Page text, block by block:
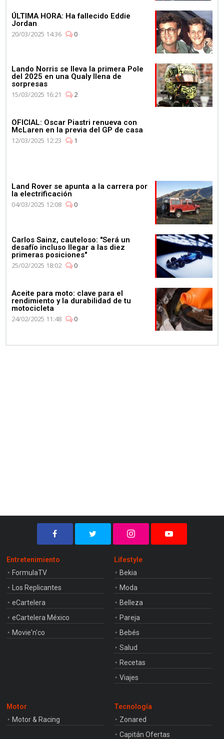
ÚLTIMA HORA: Ha fallecido Eddie
Jordan
20/03/2025 14:36
0
Lando Norris se lleva la primera Pole
del 2025 en una Qualy llena de
sorpresas
15/03/2025 16:21
2
OFICIAL: Oscar Piastri renueva con
McLaren en la previa del GP de casa
12/03/2025 12:23
1
Land Rover se apunta a la carrera por
la electrificación
04/03/2025 12:08
0
Carlos Sainz, cauteloso: "Será un
desafío incluso llegar a las diez
primeras posiciones"
25/02/2025 18:02
0
Aceite para moto: clave para el
rendimiento y la durabilidad de tu
motocicleta
24/02/2025 11:48
0
Entretenimiento
FormulaTV
Los Replicantes
eCartelera
eCartelera México
Movie'n'co
Lifestyle
Bekia
Moda
Belleza
Pareja
Bebés
Salud
Recetas
Viajes
Motor
Motor & Racing
Tecnología
Zonared
Capitán Ofertas